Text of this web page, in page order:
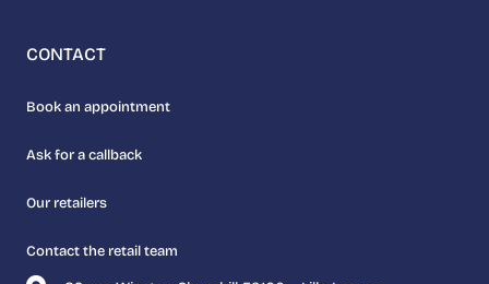
CONTACT
Book an appointment
Ask for a callback
Our retailers
Contact the retail team